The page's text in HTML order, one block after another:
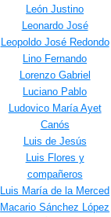
León Justino
Leonardo José
Leopoldo José Redondo
Lino Fernando
Lorenzo Gabriel
Luciano Pablo
Ludovico María Ayet
Canós
Luis de Jesús
Luis Flores y
compañeros
Luis María de la Merced
Macario Sánchez López